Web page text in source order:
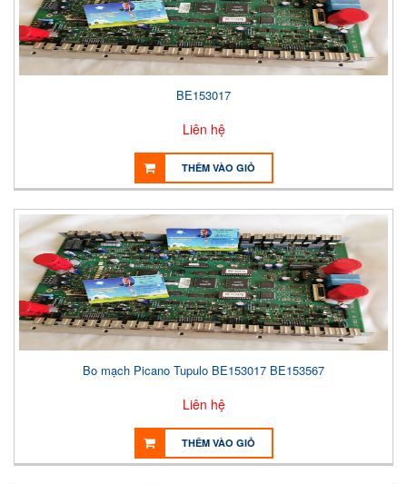
BE153017
Liên hệ
THÊM VÀO GIỎ
Bo mạch Picano Tupulo BE153017 BE153567
Liên hệ
THÊM VÀO GIỎ